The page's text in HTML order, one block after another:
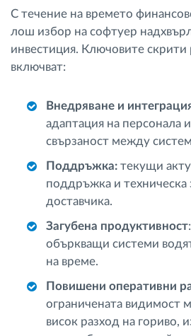
С течение на времето
лош избор на софтуер
инвестиция. Ключовите скрити
включват:
Внедряване и
адаптация на персонала
свързаност между
Поддръжка: текущи
поддръжка и техническа
доставчика.
Загубена продуктивност
объркващи системи
на време.
Повишени оперативни
ограничената видимост
висок разход на гориво,